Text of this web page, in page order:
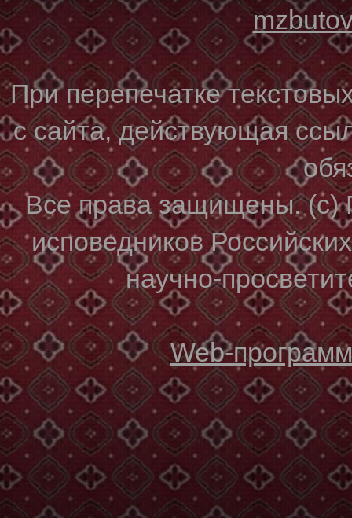
При перепечатке
с сайта, действующая
Все права защищены. (с)
исповедников
научно-
Web-